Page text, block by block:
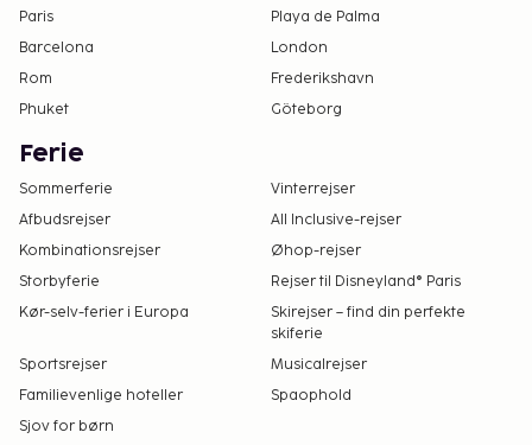
Paris
Playa de Palma
Barcelona
London
Rom
Frederikshavn
Phuket
Göteborg
Ferie
Sommerferie
Vinterrejser
Afbudsrejser
All Inclusive-rejser
Kombinationsrejser
Øhop-rejser
Storbyferie
Rejser til Disneyland® Paris
Kør-selv-ferier i Europa
Skirejser – find din perfekte
skiferie
Sportsrejser
Musicalrejser
Familievenlige hoteller
Spaophold
Sjov for børn